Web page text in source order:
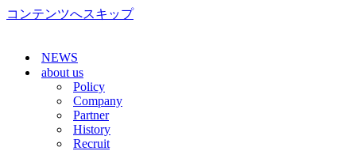
コンテンツへスキップ
NEWS
about us
Policy
Company
Partner
History
Recruit